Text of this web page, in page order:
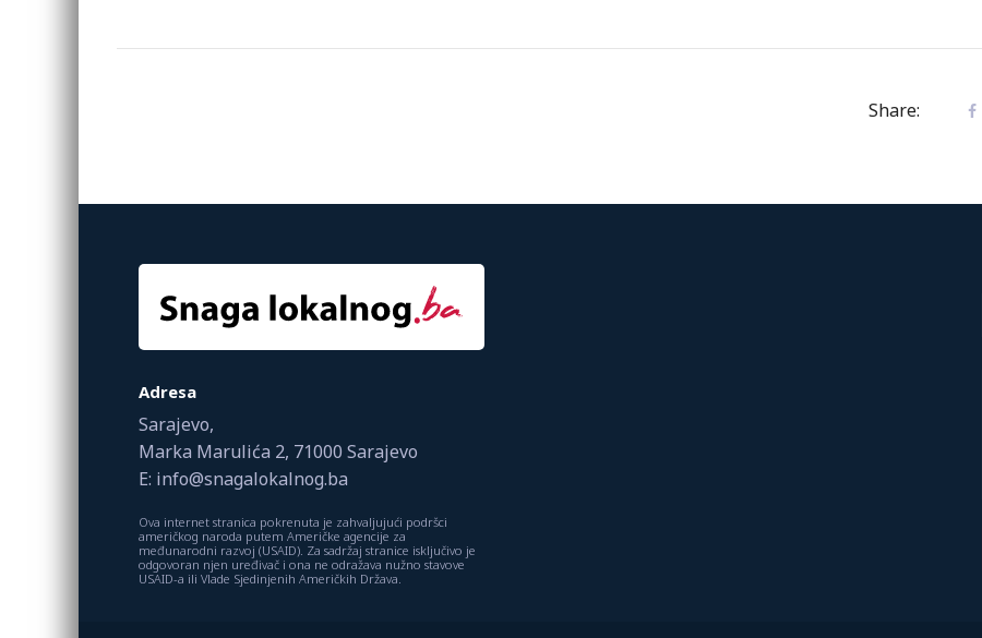
Share:
Adresa
Sarajevo,
Marka Marulića 2, 71000 Sarajevo
E: info@snagalokalnog.ba
Ova internet stranica pokrenuta je zahvaljujući podršci
američkog naroda putem Američke agencije za
međunarodni razvoj (USAID). Za sadržaj stranice isključivo je
odgovoran njen uređivač i ona ne odražava nužno stavove
USAID-a ili Vlade Sjedinjenih Američkih Država.